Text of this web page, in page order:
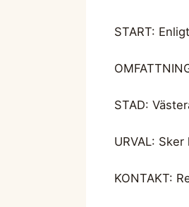
START:
STAD:
URVAL: Sker
KONTAKT: